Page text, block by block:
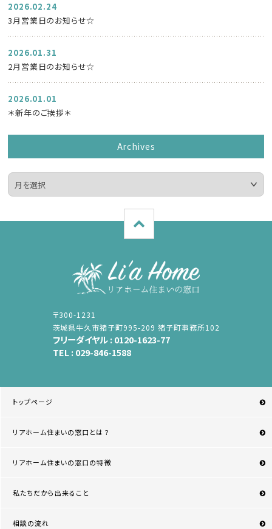
2026.02.24
3月営業日のお知らせ☆
2026.01.31
2月営業日のお知らせ☆
2026.01.01
＊新年のご挨拶＊
Archives
〒300-1231
茨城県牛久市猪子町995-209 猪子町事務所102
フリーダイヤル : 0120-1623-77
TEL : 029-846-1588
トップページ
リアホーム住まいの窓口とは？
リアホーム住まいの窓口の特徴
私たちだから出来ること
相談の流れ